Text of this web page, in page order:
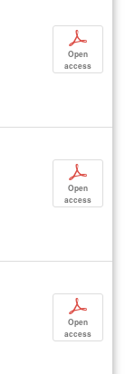
p
Open
access
p
Open
access
p
Open
access